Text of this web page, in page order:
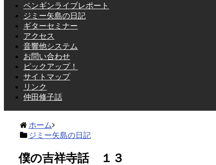
ペンギンライブレポート
ジミー矢島の日記
ギターセミナー
アクセス
音響他システム
お問い合わせ
ピックアップ！
サイトマップ
リンク
仲田修子話
ホーム
ジミー矢島の日記
僕の吉祥寺話 １３